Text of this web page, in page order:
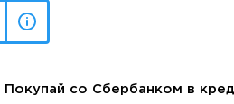
Покупай со Сбербанком в